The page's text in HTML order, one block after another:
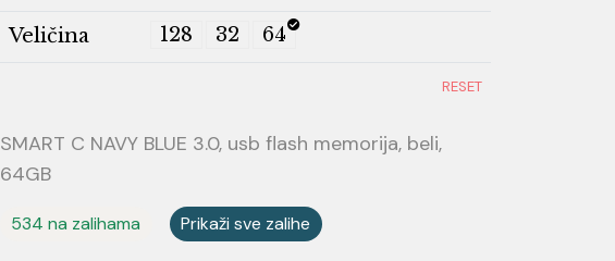
Veličina 128 32 64
RESET
SMART C NAVY BLUE 3.0, usb flash memorija, beli,
64GB
534 na zalihama Prikaži sve zalihe